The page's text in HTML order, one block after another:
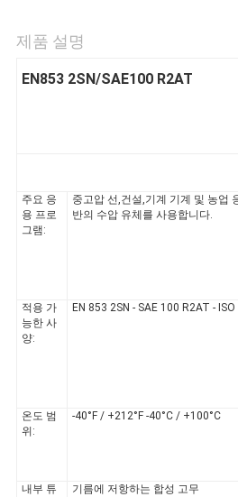
요
청
소
제품 설명
EN853 2SN/SAE100 R2AT
주요 응
용 프로
그램:
중고압 선,건설,기계 기계 및 농업
반의 수압 유체를 사용합니다.
적용 가
능한 사
양:
EN 853 2SN - SAE 100 R2AT -
온도 범
위:
-40°F / +212°F -40°C / +100°C
내부 튜
기름에 저항하는 합성 고무